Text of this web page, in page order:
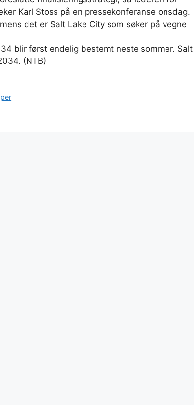
Karl Stoss på en pressekonferanse onsdag.
det er Salt Lake City som søker på vegne
blir først endelig bestemt neste sommer. Salt
(NTB)